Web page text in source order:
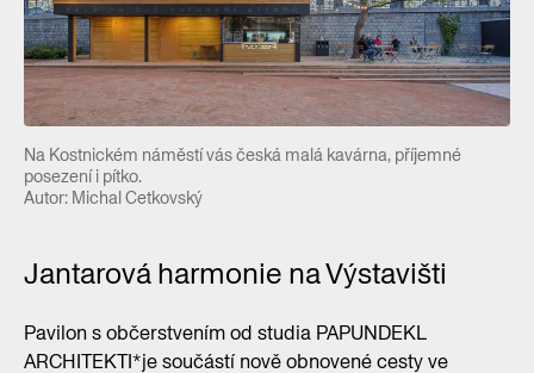
Na Kostnickém náměstí vás česká malá kavárna, příjemné
posezení i pítko.
Autor: Michal Cetkovský
Jantarová harmonie na Výstavišti
Pavilon s občerstvením od studia PAPUNDEKL
ARCHITEKTI*je součástí nově obnovené cesty ve